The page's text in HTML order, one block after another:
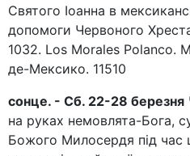
Святого Іоанна в
допомоги Червоного
1032. Los Morales Polanco.
де-Мексико. 11510
сонце. - Сб. 22-28 березня
на руках немовлята-Бога,
Божого Милосердя під час